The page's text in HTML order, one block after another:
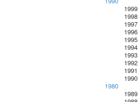
1999
1998
1997
1996
1995
1994
1993
1992
1991
1990
1980
1989